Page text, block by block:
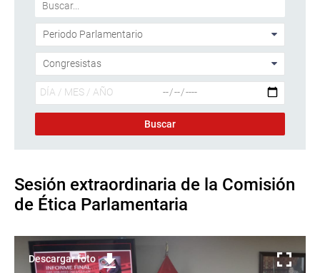
Sesión extraordinaria de la Comisión
de Ética Parlamentaria
Descargar foto